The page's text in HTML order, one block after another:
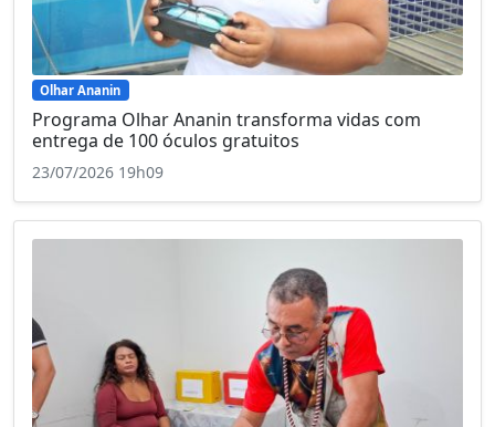
Olhar Ananin
Programa Olhar Ananin transforma vidas com
entrega de 100 óculos gratuitos
23/07/2026 19h09